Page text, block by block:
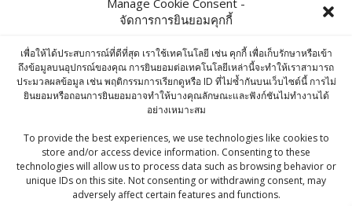
Manage Cookie Consent -
จัดการการยินยอมคุกกี้
เพื่อให้ได้ประสบการณ์ที่ดีที่สุด เราใช้เทคโนโลยี เช่น คุกกี้ เพื่อเก็บรักษาหรือเข้า
ถึงข้อมูลบนอุปกรณ์ของคุณ การยินยอมต่อเทคโนโลยีเหล่านี้จะทำให้เราสามารถ
ประมวลผลข้อมูล เช่น พฤติกรรมการเรียกดูหรือ ID ที่ไม่ซ้ำกันบนเว็บไซต์นี้ การไม่
ยินยอมหรือถอนการยินยอมอาจทำให้บางคุณลักษณะและฟังก์ชันไม่ทำงานได้
อย่างเหมาะสม
To provide the best experiences, we use technologies like cookies to
store and/or access device information. Consenting to these
technologies will allow us to process data such as browsing behavior or
unique IDs on this site. Not consenting or withdrawing consent, may
adversely affect certain features and functions.
Lobo Agar Mix Artarc Jasmine 130g
KC CUMIN SEEDS / JEERA SABUT / เม็ดยีหร่า -
100g
Sai Baba Bamboo Artwork: 34cm x 35 cm x
2.5 cm (1.5 Kg) -Free Shipping